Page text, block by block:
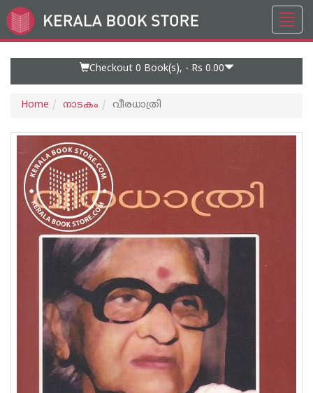
Go
to
Checkout 0 Book(s), - Rs 0.00
Home നാടകം വീരധാത്രി